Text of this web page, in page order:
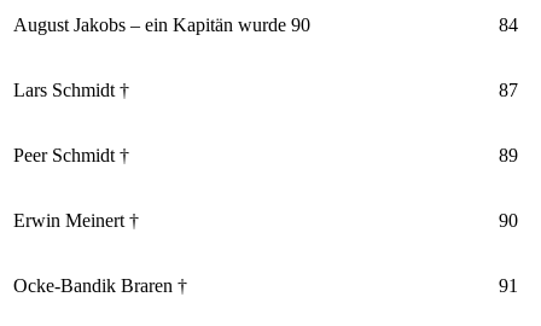
August Jakobs – ein Kapitän wurde 90 84
Lars Schmidt † 87
Peer Schmidt † 89
Erwin Meinert † 90
Ocke-Bandik Braren † 91